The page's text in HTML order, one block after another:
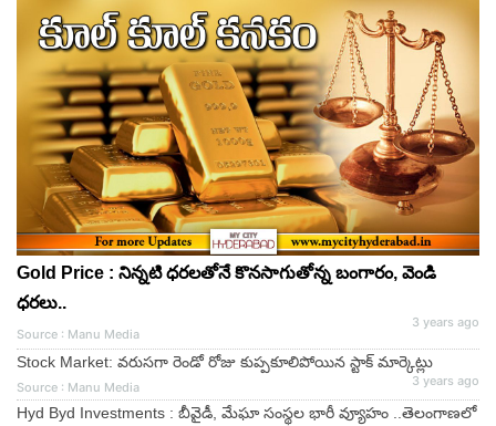
Gold Price : నిన్నటి ధరలతోనే కొనసాగుతోన్న బంగారం, వెండి
ధరలు..
Source : Manu Media
3 years ago
Stock Market: వరుసగా రెండో రోజు కుప్పకూలిపోయిన స్టాక్ మార్కెట్లు
Source : Manu Media 3 years ago
Hyd Byd Investments : బీవైడీ, మేఘా సంస్థల భారీ వ్యూహం ..తెలంగాణలో